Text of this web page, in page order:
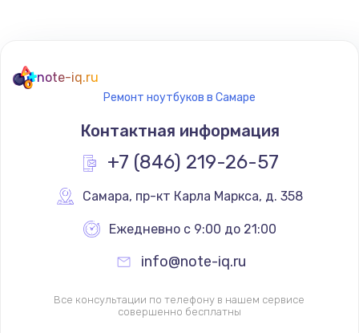
note-iq.ru
Ремонт ноутбуков в Самаре
Контактная информация
+7 (846) 219-26-57
Самара, пр-кт Карла Маркса, д. 358
Ежедневно с 9:00 до 21:00
info@note-iq.ru
Все консультации по телефону в нашем сервисе
совершенно бесплатны